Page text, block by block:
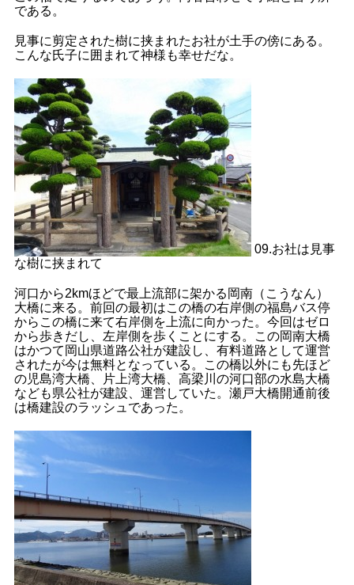
である。
見事に剪定された樹に挟まれたお社が土手の傍にある。
こんな氏子に囲まれて神様も幸せだな。
09.お社は見事
な樹に挟まれて
河口から2kmほどで最上流部に架かる岡南（こうなん）
大橋に来る。前回の最初はこの橋の右岸側の福島バス停
からこの橋に来て右岸側を上流に向かった。今回はゼロ
から歩きだし、左岸側を歩くことにする。この岡南大橋
はかつて岡山県道路公社が建設し、有料道路として運営
されたが今は無料となっている。この橋以外にも先ほど
の児島湾大橋、片上湾大橋、高梁川の河口部の水島大橋
なども県公社が建設、運営していた。瀬戸大橋開通前後
は橋建設のラッシュであった。